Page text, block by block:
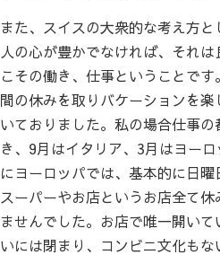
また、スイスの大衆的な考え方
人の心が豊かでなければ、それ
こその働き、仕事ということで
間の休みを取りバケーションを
いておりました。私の場合仕事
き、9月はイタリア、3月はヨー
にヨーロッパでは、基本的に日
スーパーやお店というお店全て
ませんでした。お店で唯一開い
いには閉まり、コンビニ文化も